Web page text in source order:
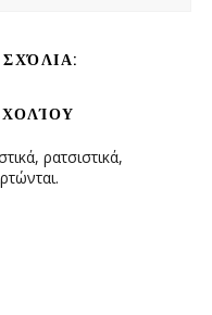
ρατσιστικά,